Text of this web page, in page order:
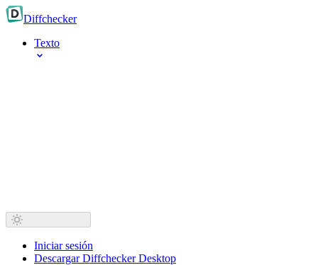
Diffchecker
Texto
Iniciar sesión
Descargar Diffchecker Desktop